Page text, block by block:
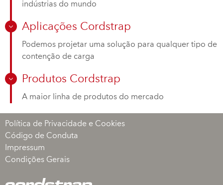
indústrias do mundo
Aplicações Cordstrap
Podemos projetar uma solução para qualquer tipo de
contenção de carga
Produtos Cordstrap
A maior linha de produtos do mercado
Política de Privacidade e Cookies
Código de Conduta
Impressum
Condições Gerais